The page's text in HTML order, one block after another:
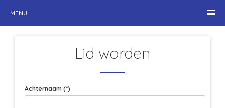
MENU
Lid worden
Achternaam (*)